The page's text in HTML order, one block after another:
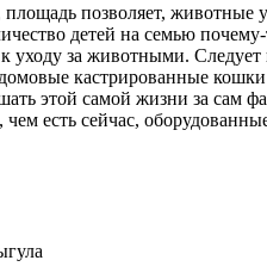
позволяет,
детей на семью
уходу за животными.
кастрированные
этой самой жизни за сам
есть сейчас,